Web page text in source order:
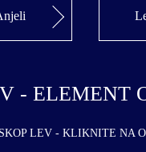
- ELEMENT
LEV - KLIKNITE NA